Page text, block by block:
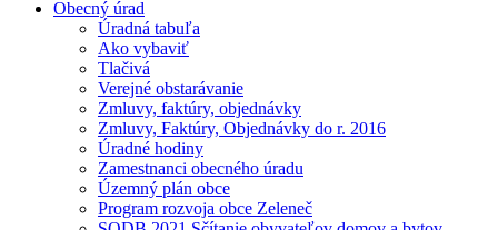
Obecný úrad
Úradná tabuľa
Ako vybaviť
Tlačivá
Verejné obstarávanie
Zmluvy, faktúry, objednávky
Zmluvy, Faktúry, Objednávky do r. 2016
Úradné hodiny
Zamestnanci obecného úradu
Územný plán obce
Program rozvoja obce Zeleneč